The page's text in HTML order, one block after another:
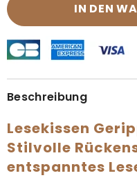
IN DEN
Beschreibung
Lesekissen
Stilvolle
entspanntes